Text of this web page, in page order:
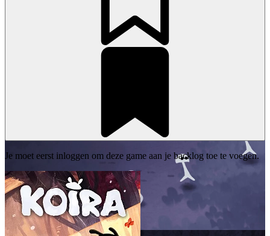
Je moet eerst inloggen om deze game aan je backlog toe te voegen.